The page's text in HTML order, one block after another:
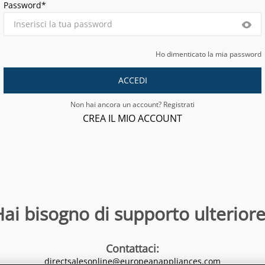
Password*
Ho dimenticato la mia password
ACCEDI
Non hai ancora un account? Registrati
CREA IL MIO ACCOUNT
bisogno di supporto
Contattaci:
directsalesonline@europeanappliances.com